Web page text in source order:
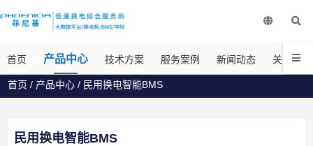
首页 产品中心 技术方案 服务案例 新闻动态 关于菲
首页 / 产品中心 / 民用换电智能BMS
民用换电智能BMS